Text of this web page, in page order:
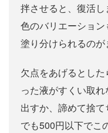
拌させると、復活し
色のバリエーショ
塗り分けられるのが
欠点をあげるとし
った液がすくい取
出すか、諦めて捨て
でも500円以下でこ